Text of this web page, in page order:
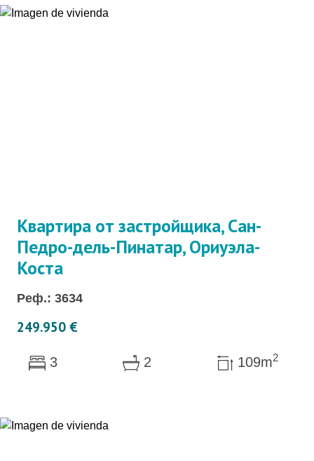
Квартира от застройщика, Сан-
Педро-дель-Пинатар, Ориуэла-
Коста
Реф.: 3634
249.950 €
3 2 109m2